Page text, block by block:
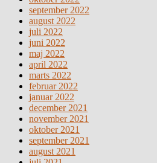
september 2022
august 2022
juli 2022
juni 2022
maj 2022
april 2022
marts 2022
februar 2022
januar 2022
december 2021
november 2021
oktober 2021
september 2021
august 2021